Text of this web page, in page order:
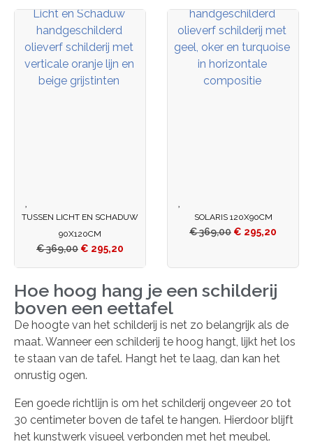
TUSSEN LICHT EN SCHADUW
90X120CM
€369,00 € 295,20
SOLARIS 120X90CM
€369,00 € 295,20
Hoe hoog hang je een schilderij
boven een eettafel
De hoogte van het schilderij is net zo belangrijk als de
maat. Wanneer een schilderij te hoog hangt, lijkt het los
te staan van de tafel. Hangt het te laag, dan kan het
onrustig ogen.
Een goede richtlijn is om het schilderij ongeveer 20 tot
30 centimeter boven de tafel te hangen. Hierdoor blijft
het kunstwerk visueel verbonden met het meubel.